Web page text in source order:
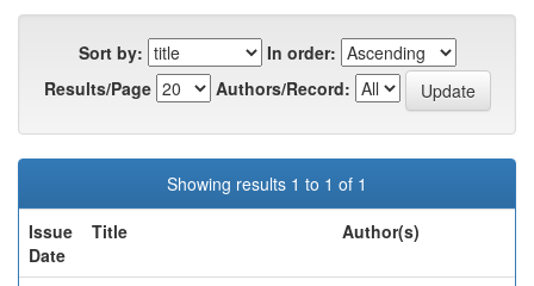
Sort by:
In order:
Results/Page
Authors/Record:
Showing results 1 to 1 of 1
Issue
Date
Title Author(s)